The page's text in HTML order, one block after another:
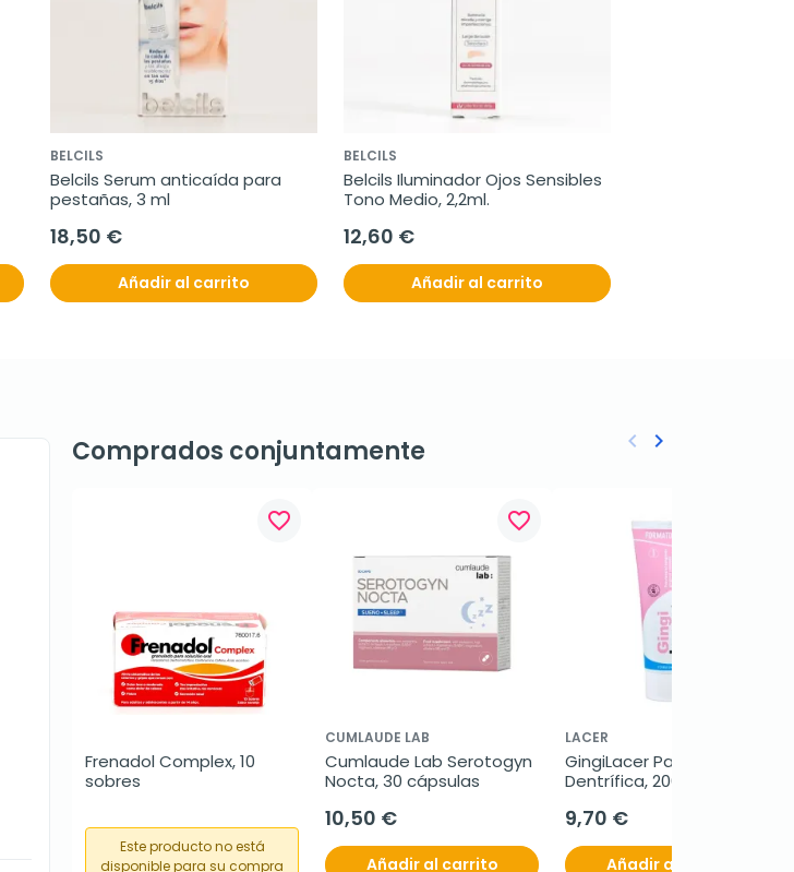
BELCILS
Belcils Serum anticaída para
pestañas, 3 ml
18,50 €
Añadir al carrito
BELCILS
Belcils Iluminador Ojos Sensibles
Tono Medio, 2,2ml.
12,60 €
Añadir al carrito
Comprados conjuntamente
favorite_border
Frenadol Complex, 10
sobres
Este producto no está
disponible para su compra
favorite_border
CUMLAUDE LAB
Cumlaude Lab Serotogyn
Nocta, 30 cápsulas
10,50 €
Añadir al carrito
LACER
GingiLacer Pasta
Dentrífica, 200ml.
9,70 €
Añadir al carrito
Anterior
keyboard_arrow_left Siguiente
keyboard_arrow_right